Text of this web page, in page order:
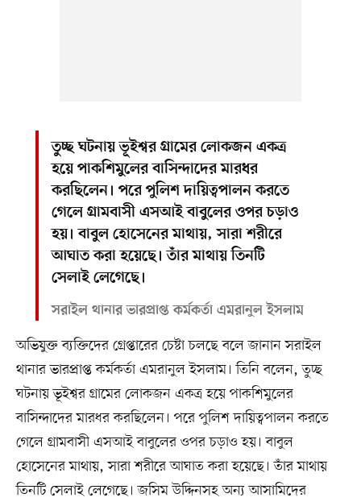
তুচ্ছ ঘটনায় ভূইশ্বর গ্রামের লোকজন একত্র
হয়ে পাকশিমুলের বাসিন্দাদের মারধর
করছিলেন। পরে পুলিশ দায়িত্বপালন করতে
গেলে গ্রামবাসী এসআই বাবুলের ওপর চড়াও
হয়। বাবুল হোসেনের মাথায়, সারা শরীরে
আঘাত করা হয়েছে। তাঁর মাথায় তিনটি
সেলাই লেগেছে।
সরাইল থানার ভারপ্রাপ্ত কর্মকর্তা এমরানুল ইসলাম
অভিযুক্ত ব্যক্তিদের গ্রেপ্তারের চেষ্টা চলছে বলে জানান সরাইল
থানার ভারপ্রাপ্ত কর্মকর্তা এমরানুল ইসলাম। তিনি বলেন, তুচ্ছ
ঘটনায় ভূইশ্বর গ্রামের লোকজন একত্র হয়ে পাকশিমুলের
বাসিন্দাদের মারধর করছিলেন। পরে পুলিশ দায়িত্বপালন করতে
গেলে গ্রামবাসী এসআই বাবুলের ওপর চড়াও হয়। বাবুল
হোসেনের মাথায়, সারা শরীরে আঘাত করা হয়েছে। তাঁর মাথায়
তিনটি সেলাই লেগেছে। জসিম উদ্দিনসহ অন্য আসামিদের